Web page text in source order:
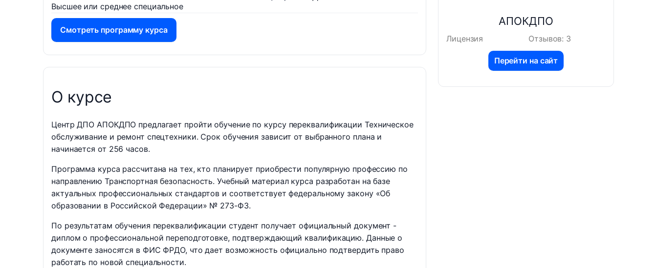
Высшее или среднее специальное
Смотреть программу курса
О курсе
Центр ДПО АПОКДПО предлагает пройти обучение по курсу переквалификации Техническое
обслуживание и ремонт спецтехники. Срок обучения зависит от выбранного плана и
начинается от 256 часов.
Программа курса рассчитана на тех, кто планирует приобрести популярную профессию по
направлению Транспортная безопасность. Учебный материал курса разработан на базе
актуальных профессиональных стандартов и соответствует федеральному закону «Об
образовании в Российской Федерации» № 273-ФЗ.
По результатам обучения переквалификации студент получает официальный документ -
диплом о профессиональной переподготовке, подтверждающий квалификацию. Данные о
документе заносятся в ФИС ФРДО, что дает возможность официально подтвердить право
работать по новой специальности.
АПОКДПО
Лицензия Отзывов: 3
Перейти на сайт